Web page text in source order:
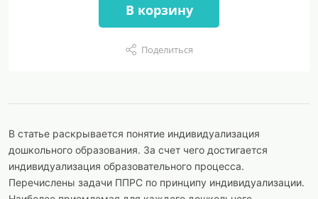
В корзину
Поделиться
В статье раскрывается понятие индивидуализация
дошкольного образования. За счет чего достигается
индивидуализация образовательного процесса.
Перечислены задачи ППРС по принципу индивидуализации.